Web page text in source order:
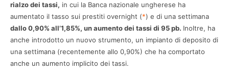
rialzo dei tassi, in cui la Banca nazionale ungherese ha
aumentato il tasso sui prestiti overnight (*) e di una settimana
dallo 0,90% all’1,85%, un aumento dei tassi di 95 pb. Inoltre, ha
anche introdotto un nuovo strumento, un impianto di deposito di
una settimana (recentemente allo 0,90%) che ha comportato
anche un aumento implicito dei tassi.